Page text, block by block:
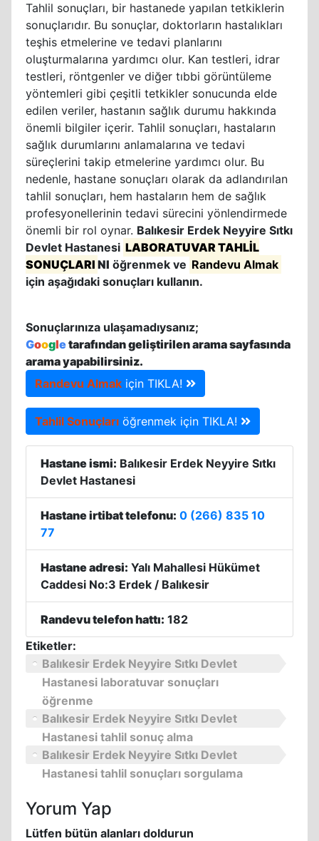
Tahlil sonuçları, bir hastanede yapılan tetkiklerin
sonuçlarıdır. Bu sonuçlar, doktorların hastalıkları
teşhis etmelerine ve tedavi planlarını
oluşturmalarına yardımcı olur. Kan testleri, idrar
testleri, röntgenler ve diğer tıbbi görüntüleme
yöntemleri gibi çeşitli tetkikler sonucunda elde
edilen veriler, hastanın sağlık durumu hakkında
önemli bilgiler içerir. Tahlil sonuçları, hastaların
sağlık durumlarını anlamalarına ve tedavi
süreçlerini takip etmelerine yardımcı olur. Bu
nedenle, hastane sonuçları olarak da adlandırılan
tahlil sonuçları, hem hastaların hem de sağlık
profesyonellerinin tedavi sürecini yönlendirmede
önemli bir rol oynar. Balıkesir Erdek Neyyire Sıtkı
Devlet Hastanesi LABORATUVAR TAHLİL
SONUÇLARI NI öğrenmek ve Randevu Almak
için aşağıdaki sonuçları kullanın.
Sonuçlarınıza ulaşamadıysanız;
Googletarafından geliştirilen arama sayfasında
arama yapabilirsiniz.
Randevu Almak için TIKLA!
Tahlil Sonuçları öğrenmek için TIKLA!
Hastane ismi: Balıkesir Erdek Neyyire Sıtkı
Devlet Hastanesi
Hastane irtibat telefonu: 0 (266) 835 10
77
Hastane adresi: Yalı Mahallesi Hükümet
Caddesi No:3 Erdek / Balıkesir
Randevu telefon hattı: 182
Etiketler:
Balıkesir Erdek Neyyire Sıtkı Devlet
Hastanesi laboratuvar sonuçları
öğrenme
Balıkesir Erdek Neyyire Sıtkı Devlet
Hastanesi tahlil sonuç alma
Balıkesir Erdek Neyyire Sıtkı Devlet
Hastanesi tahlil sonuçları sorgulama
Yorum Yap
Lütfen bütün alanları doldurun